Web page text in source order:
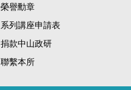
榮譽勳章
系列講座申請表
捐款中山政研
聯繫本所